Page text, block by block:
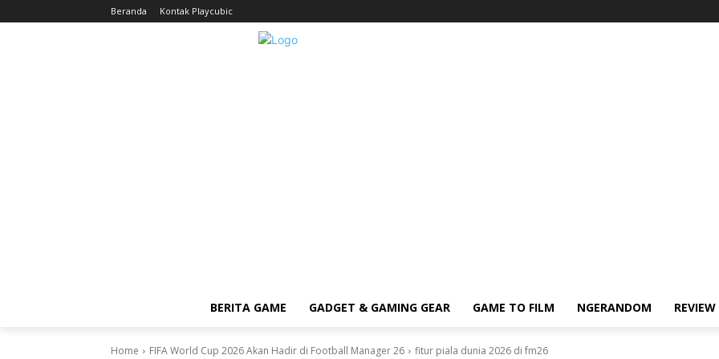
Beranda Kontak Playcubic
BERITA GAME GADGET & GAMING GEAR GAME TO FILM NGERANDOM REVIEW
Home FIFA World Cup 2026 Akan Hadir di Football Manager 26 fitur piala dunia 2026 di fm26